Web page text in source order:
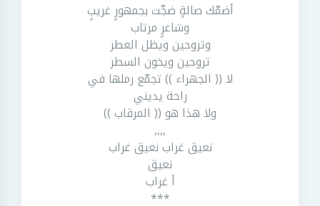
أضمّك صالةٍ ضجّت بجمهورٍ غريبٍ
وشاعرٍ مرتاب
وتروحين ويظل العطر
تروحين ويخون السطر
لا (( الجهراء )) تجمّع رملها في
راحة يديني
ولا هذا هو (( المرقاب ))
,,,,
نعيق غراب نعيق غراب
نعيق
أ غراب
***